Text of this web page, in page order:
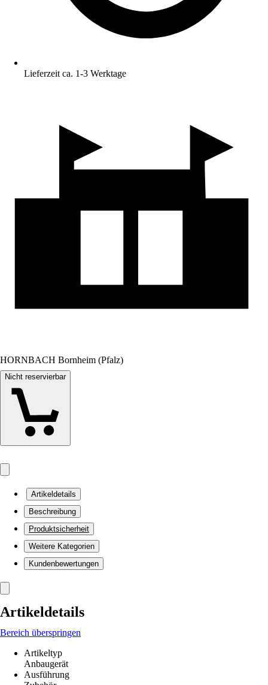
Lieferzeit ca. 1-3 Werktage
HORNBACH Bornheim (Pfalz)
Nicht reservierbar
Artikeldetails
Beschreibung
Produktsicherheit
Weitere Kategorien
Kundenbewertungen
Artikeldetails
Bereich überspringen
Artikeltyp
Anbaugerät
Ausführung